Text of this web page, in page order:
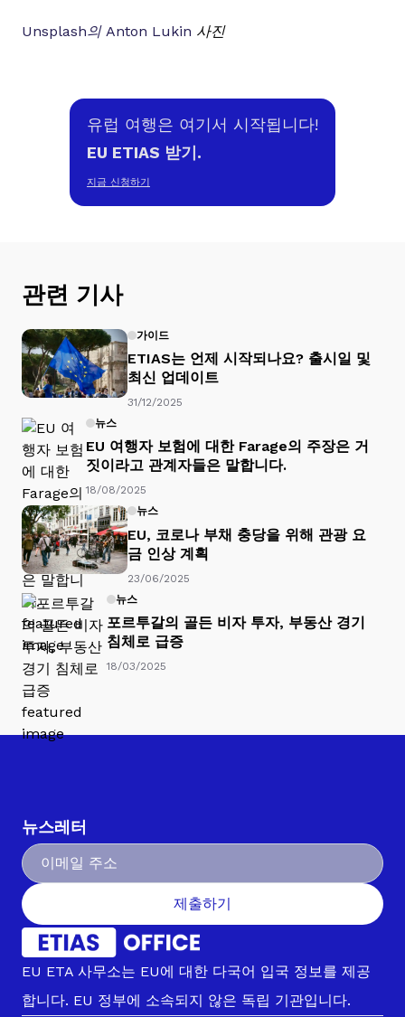
Unsplash의 Anton Lukin 사진
유럽 여행은 여기서 시작됩니다!
EU ETIAS 받기.
지금 신청하기
관련 기사
가이드
ETIAS는 언제 시작되나요? 출시일 및
최신 업데이트
31/12/2025
뉴스
EU 여행자 보험에 대한 Farage의 주장은 거
짓이라고 관계자들은 말합니다.
18/08/2025
뉴스
EU, 코로나 부채 충당을 위해 관광 요
금 인상 계획
23/06/2025
뉴스
포르투갈의 골든 비자 투자, 부동산 경기
침체로 급증
18/03/2025
뉴스레터
제출하기
EU ETA 사무소는 EU에 대한 다국어 입국 정보를 제공
합니다. EU 정부에 소속되지 않은 독립 기관입니다.